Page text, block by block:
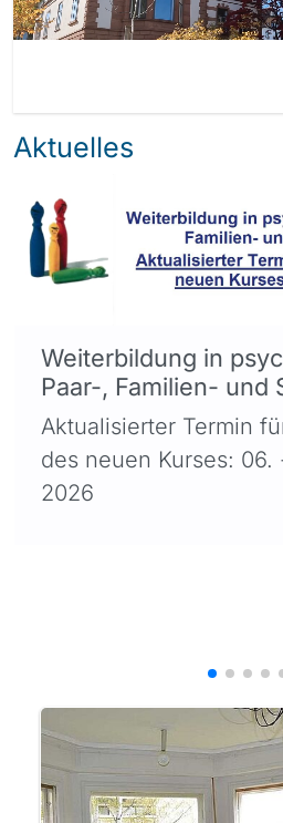
Aktuelles
Weiterbildung in
Paar-, Familien- und
Aktualisierter Termin
des neuen Kurses: 06.
2026